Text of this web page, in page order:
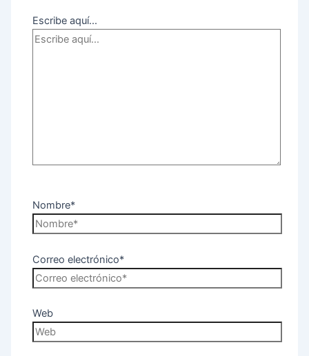
Escribe aquí...
Nombre*
Correo electrónico*
Web